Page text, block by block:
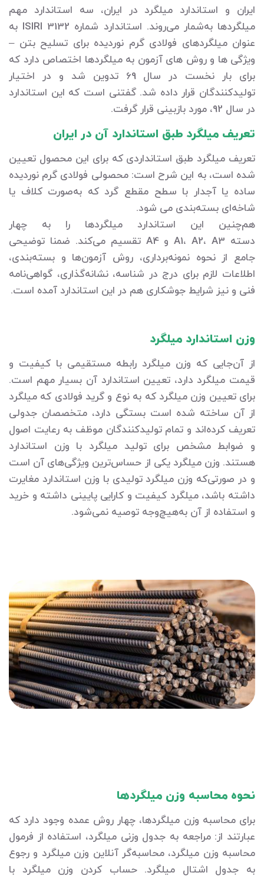
ایران و استاندارد میلگرد در ایران، سه استاندارد مهم
میلگردها به‌شمار می‌روند. استاندارد شماره ISIRI 3132 به
عنوان میلگردهای فولادی گرم نوردیده برای تسلیح بتن –
ویژگی‌ ها و روش‌ های آزمون به میلگردها اختصاص دارد که
برای بار نخست در سال 69 تدوین شد و در اختیار
تولیدکنندگان قرار داده شد. گفتنی است که این استاندارد
در سال 92، مورد بازبینی قرار گرفت.
تعریف میلگرد طبق استاندارد آن در ایران
تعریف میلگرد طبق استانداردی که برای این محصول تعیین
شده است، به این شرح است: محصولی فولادی گرم نوردیده
ساده یا آجدار با سطح مقطع گرد که به‌صورت کلاف یا
شاخه‌‌ای بسته‌‌بندی می‌ شود.
هم‌چنین این استاندارد میلگردها را به چهار
دسته A1، A2، A3 و A4 تقسیم می‌کند. ضمنا توضیحی
جامع از نحوه نمونه‌‌برداری، روش آزمون‌‌ها و بسته‌بندی،
اطلاعات لازم برای درج در شناسه، نشانه‌‌گذاری، گواهی‌نامه
فنی و نیز شرایط جوشکاری هم در این استاندارد آمده است.
وزن استاندارد میلگرد
از آن‌جایی که وزن میلگرد رابطه مستقیمی با کیفیت و
قیمت میلگرد دارد، تعیین استاندارد آن بسیار مهم است.
برای تعیین وزن میلگرد که به نوع و گرید فولادی که میلگرد
از آن ساخته شده است بستگی دارد، متخصصان جدولی
تعریف کرده‌اند و تمام تولیدکنندگان موظف به رعایت اصول
و ضوابط مشخص برای تولید میلگرد با وزن استاندارد
هستند. وزن میلگرد یکی از حساس‌ترین ویژگی‌های آن است
و در صورتی‌که وزن میلگرد تولیدی با وزن استاندارد مغایرت
داشته باشد، میلگرد کیفیت و کارایی پایینی داشته و خرید
و استفاده از آن به‌هیچ‌وجه توصیه نمی‌شود.
نحوه محاسبه وزن میلگردها
برای محاسبه وزن میلگردها، چهار روش عمده وجود دارد که
عبارتند از: مراجعه به جدول وزنی میلگرد، استفاده از فرمول
محاسبه وزن میلگرد، محاسبه‌گر آنلاین وزن میلگرد و رجوع
به جدول اشتال میلگرد. حساب کردن وزن میلگرد با